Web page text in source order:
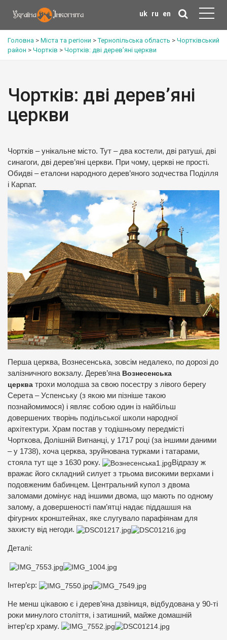
uk ru en
Головна > Міста та регіони >Тернопільська область > Чортківський
район > Чортків > Чортків: дві дерев’яні церкви
Чортків: дві дерев’яні
церкви
Чортків – унікальне місто. Тут – два костели, дві ратуші, дві
синагоги, дві дерев’яні церкви. При чому, церкві не прості.
Обидві – еталони народного дерев’яного зодчества Поділля
і Карпат.
Перша церква, Вознесенська, зовсім недалеко, по дорозі до
залізничного вокзалу. Дерев’яна Вознесенська
церква трохи молодша за свою посестру з лівого берегу
Серета – Успенську (з якою ми пізніше такою
познайомимося) і являє собою один із найбільш
довершених творінь подільської школи народної
архітектури. Храм постав у тодішньому передмісті
Чорткова, Долішній Вигнанці, у 1717 році (за іншими даними
– у 1738), хоча церква, зруйнована турками і татарами,
стояла тут ще з 1630 року.
Відразу ж
вражає його складний силует з трьома високими верхами і
подовженим бабинцем. Центральний купол з двома
заломами домінує над іншими двома, що мають по одному
залому, а довершеності пам’ятці надає піддашшя на
фігурних кронштейнах, яке слугувало парафіянам для
захисту від негоди.
Деталі:
Інтер’єр:
Не менш цікавою є і дерев’яна дзвіниця, відбудована у 90-ті
роки минулого століття, і затишний, майже домашній
інтер’єр храму.